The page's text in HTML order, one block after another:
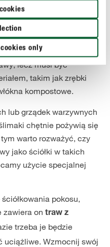
only
jednak nie tylko
w ogrodzie – stosując
krzewami lub na
powinna jednak składać
lecz musi być
takim jak zrębki
kompostowe.
lub grządek warzywnych
chętnie pożywią się
warto rozważyć, czy
jako ściółki w takich
użycie specjalnej
pokosu,
zawiera on traw z
trzeba je będzie
uciążliwe. Wzmocnij swój